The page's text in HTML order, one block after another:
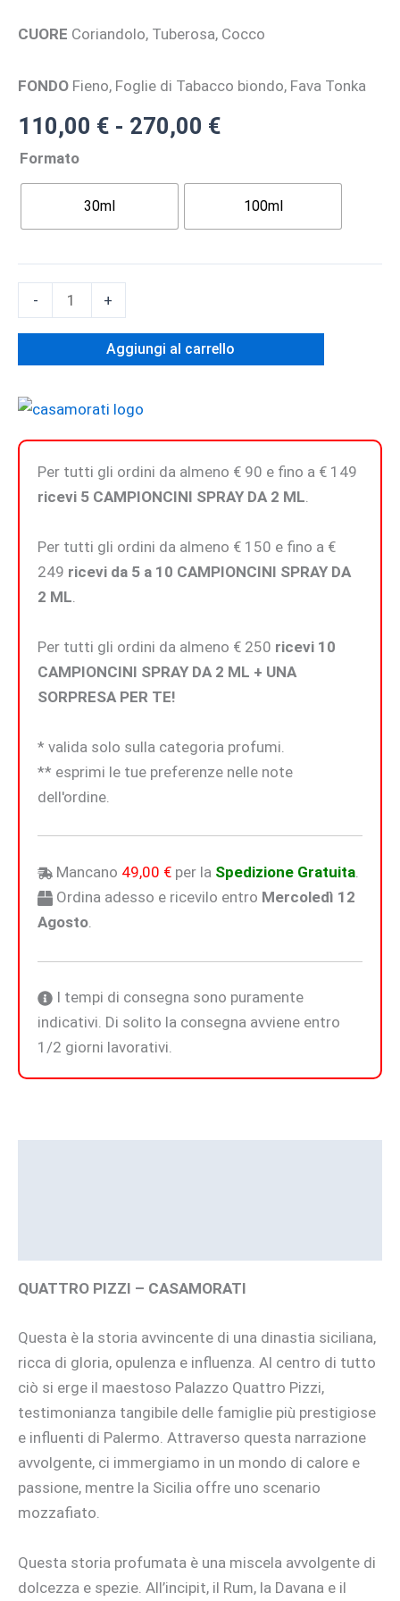
CUORE Coriandolo, Tuberosa, Cocco
FONDO Fieno, Foglie di Tabacco biondo, Fava Tonka
110,00 € - 270,00 €
da
110,00 €
Formato
30ml 100ml
-
QUATTRO
PIZZI
Eau
De
Parfum
quantità
+
Aggiungi al carrello
Per tutti gli ordini da almeno € 90 e fino a € 149
ricevi 5 CAMPIONCINI SPRAY DA 2 ML
Per tutti gli ordini da almeno € 150 e fino a €
249 ricevi da 5 a 10 CAMPIONCINI SPRAY DA
2 ML
Per tutti gli ordini da almeno € 250 ricevi 10
CAMPIONCINI SPRAY DA 2 ML + UNA
SORPRESA PER TE!
* valida solo sulla categoria profumi.
** esprimi le tue preferenze nelle note
dell'ordine.
Mancano 49,00 € per la Spedizione Gratuita
Ordina adesso e ricevilo entro Mercoledì 12
Agosto
I tempi di consegna sono puramente
indicativi. Di solito la consegna avviene entro
1/2 giorni lavorativi.
QUATTRO PIZZI – CASAMORATI
Questa è la storia avvincente di una dinastia siciliana,
ricca di gloria, opulenza e influenza. Al centro di tutto
ciò si erge il maestoso Palazzo Quattro Pizzi,
testimonianza tangibile delle famiglie più prestigiose
e influenti di Palermo. Attraverso questa narrazione
avvolgente, ci immergiamo in un mondo di calore e
passione, mentre la Sicilia offre uno scenario
mozzafiato.
Questa storia profumata è una miscela avvolgente di
dolcezza e spezie. All’incipit, il Rum, la Davana e il